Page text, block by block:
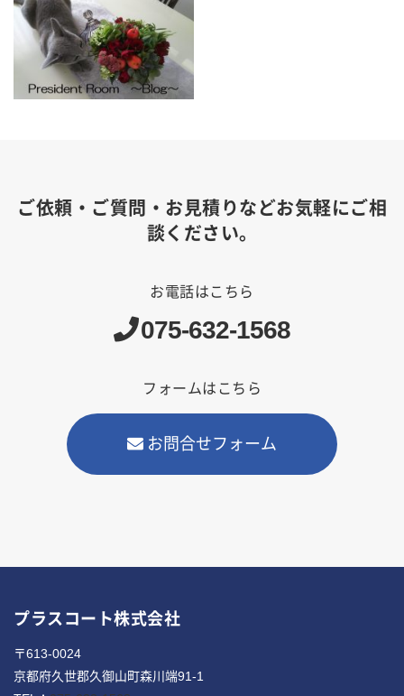
ご依頼・ご質問・お見積りなどお気軽にご相
談ください。
お電話はこちら
075-632-1568
フォームはこちら
お問合せフォーム
プラスコート株式会社
〒613-0024
京都府久世郡久御山町森川端91-1